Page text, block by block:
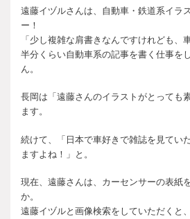
遠藤イヅルさんは、自動車・鉄道系イラ
ー！
「少し複雑な肩書きなんですけれども、
半分くらい自動車系の記事を書く仕事を
ん。
長岡は「遠藤さんのイラストがとっても
ます。
続けて、「日本で車好きで雑誌を見てい
ますよね！」と。
現在、遠藤さんは、カーセンサーの表紙
か。
遠藤イヅルと画像検索をしていただくと